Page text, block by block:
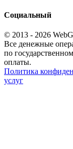
Социальный
© 2013 - 2026
Все денежные
по
оплаты.
Политика
услуг